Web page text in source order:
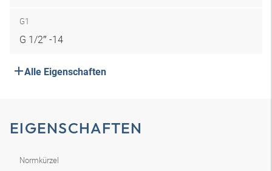
G1
G 1/2″ -14
Alle Eigenschaften
EIGENSCHAFTEN
Normkürzel